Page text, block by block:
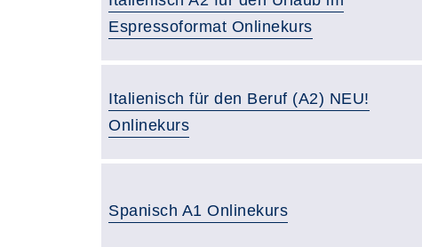
Espressoformat Onlinekurs
Italienisch für den Beruf (A2) NEU!
Onlinekurs
Spanisch A1 Onlinekurs